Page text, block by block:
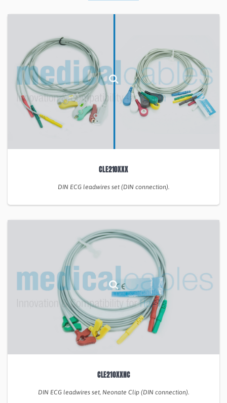
CLE210XXX
DIN ECG leadwires set (DIN connection).
CLE210XXNC
DIN ECG leadwires set, Neonate Clip (DIN connection).